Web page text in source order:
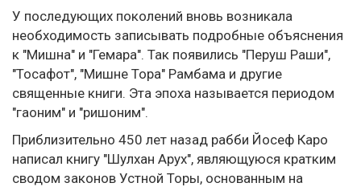
У последующих поколений вновь возникала
необходимость записывать подробные объяснения
к "Мишна" и "Гемара". Так появились "Перуш Раши",
"Тосафот", "Мишне Тора" Рамбама и другие
священные книги. Эта эпоха называется периодом
"гаоним" и "ришоним".
Приблизительно 450 лет назад рабби Йосеф Каро
написал книгу "Шулхан Арух", являющуюся кратким
сводом законов Устной Торы, основанным на